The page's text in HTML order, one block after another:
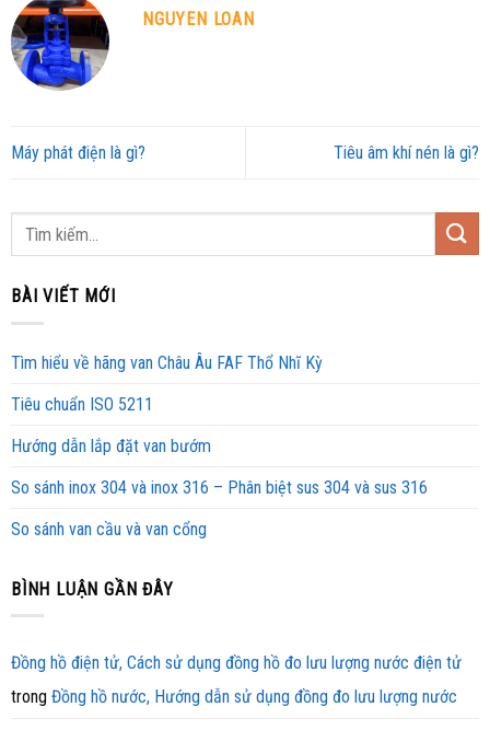
NGUYEN LOAN
Máy phát điện là gì? Tiêu âm khí nén là gì?
BÀI VIẾT MỚI
Tìm hiểu về hãng van Châu Âu FAF Thổ Nhĩ Kỳ
Tiêu chuẩn ISO 5211
Hướng dẫn lắp đặt van bướm
So sánh inox 304 và inox 316 – Phân biệt sus 304 và sus 316
So sánh van cầu và van cổng
BÌNH LUẬN GẦN ĐÂY
Đồng hồ điện tử, Cách sử dụng đồng hồ đo lưu lượng nước điện tử
trong Đồng hồ nước, Hướng dẫn sử dụng đồng đo lưu lượng nước